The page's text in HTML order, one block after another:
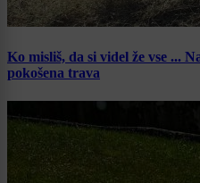
Ko misliš, da si videl že vse ...
pokošena trava